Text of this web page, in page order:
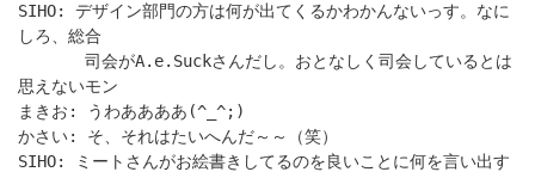
SIHO: デザイン部門の方は何が出てくるかわかんないっす。なに
しろ、総合
司会がA.e.Suckさんだし。おとなしく司会しているとは
思えないモン
まきお: うわああああ(^_^;)
かさい: そ、それはたいへんだ～～（笑）
SIHO: ミートさんがお絵書きしてるのを良いことに何を言い出す